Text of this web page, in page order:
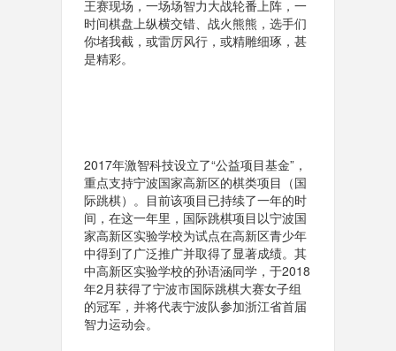
王赛现场，一场场智力大战轮番上阵，一
时间棋盘上纵横交错、战火熊熊，选手们
你堵我截，或雷厉风行，或精雕细琢，甚
是精彩。
2017年激智科技设立了“公益项目基金”，
重点支持宁波国家高新区的棋类项目（国
际跳棋）。目前该项目已持续了一年的时
间，在这一年里，国际跳棋项目以宁波国
家高新区实验学校为试点在高新区青少年
中得到了广泛推广并取得了显著成绩。其
中高新区实验学校的孙语涵同学，于2018
年2月获得了宁波市国际跳棋大赛女子组
的冠军，并将代表宁波队参加浙江省首届
智力运动会。